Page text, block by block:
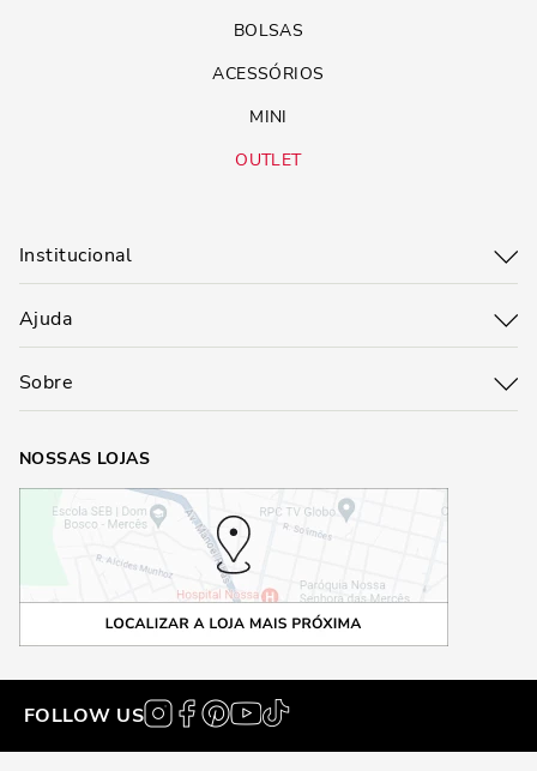
BOLSAS
ACESSÓRIOS
MINI
OUTLET
Institucional
Ajuda
Sobre
NOSSAS LOJAS
FOLLOW US